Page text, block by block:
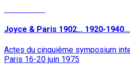
Joyce & Paris 1902... 1920-
Actes du cinquième symposium
Paris 16-20 juin 1975